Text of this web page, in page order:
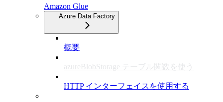
Amazon Glue
Azure Data Factory
概要
azureBlobStorage テーブル関数を使う
HTTP インターフェイスを使用する